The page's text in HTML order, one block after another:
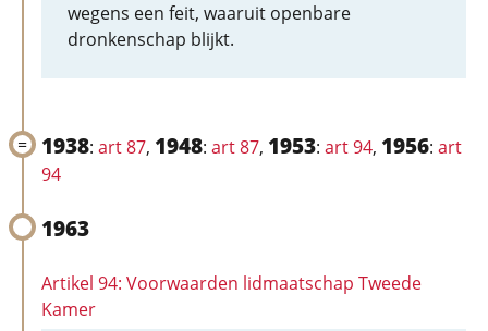
wegens een feit, waaruit openbare
dronkenschap blijkt.
1938: art 87, 1948: art 87, 1953: art 94, 1956: art
94
1963
Artikel 94: Voorwaarden lidmaatschap Tweede
Kamer